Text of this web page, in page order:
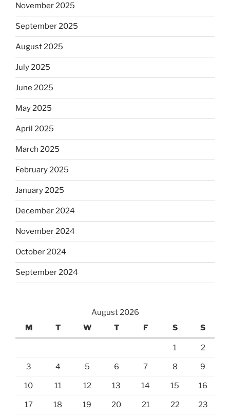
November 2025
September 2025
August 2025
July 2025
June 2025
May 2025
April 2025
March 2025
February 2025
January 2025
December 2024
November 2024
October 2024
September 2024
August 2026
M
T W T F S S
1 2
3 4 5 6 7 8 9
10 11 12 13 14 15 16
17 18 19 20 21 22 23